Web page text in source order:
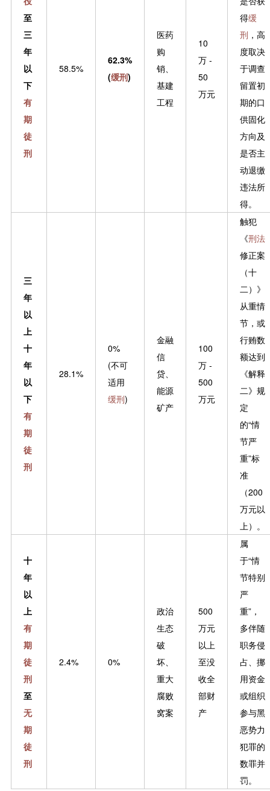
至
三
年
以
下
有
期
徒
刑
58.5%
62.3%
(缓刑)
医药
购
销、
基建
工程
10
万 -
50
万元
得缓
刑 ，高
度取决
于调查
留置初
期的口
供固化
方向及
是否主
动退缴
违法所
得。
三
年
以
上
十
年
以
下
有
期
徒
刑
28.1%
0%
(不可
适用
缓刑)
金融
信
贷、
能源
矿产
100
万 -
500
万元
触犯
《刑法
修正案
（十
二）》
从重情
节，或
行贿数
额达到
《解释
二》规
定
的“情
节严
重”标
准
（200
万元以
上）。
十
年
以
上
有
期
徒
刑
至
无
期
徒
刑
2.4% 0%
政治
生态
破
坏、
重大
腐败
窝案
500
万元
以上
至没
收全
部财
产
属
于“情
节特别
严
重”，
多伴随
职务侵
占、挪
用资金
或组织
参与黑
恶势力
犯罪的
数罪并
罚。